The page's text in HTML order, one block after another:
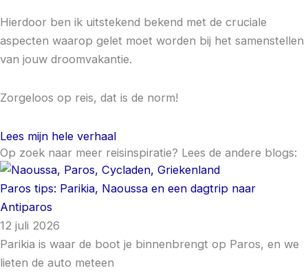
Hierdoor ben ik uitstekend bekend met de cruciale
aspecten waarop gelet moet worden bij het samenstellen
van jouw droomvakantie.
Zorgeloos op reis, dat is de norm!
Lees mijn hele verhaal
Op zoek naar meer reisinspiratie? Lees de andere blogs:
Paros tips: Parikia, Naoussa en een dagtrip naar
Antiparos
12 juli 2026
Parikia is waar de boot je binnenbrengt op Paros, en we
lieten de auto meteen